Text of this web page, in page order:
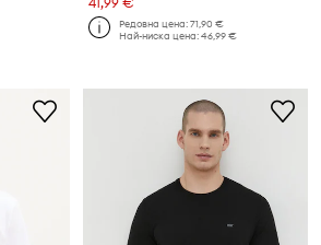
Редовна цена:71,90 €
Най-ниска цена:46,99 €